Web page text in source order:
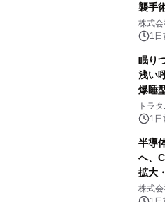
襲手
牽引
株式
1日
眠り
浅い
爆睡
説
トラ
1日
半導
へ、
拡大
加速
株式